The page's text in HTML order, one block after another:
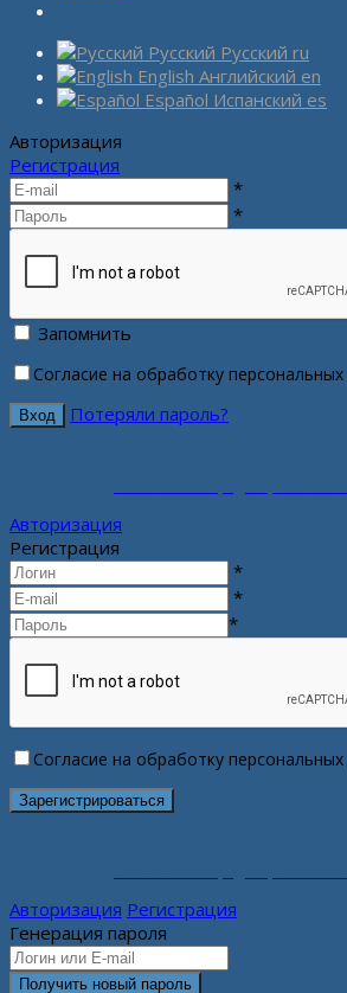
Русский Русский ru
English Английский en
Español Испанский es
Авторизация
Регистрация
*
*
Запомнить
Согласие на обработку
Потеряли пароль?
Авторизация
Регистрация
*
*
*
Согласие на обработку
Авторизация Регистрация
Генерация пароля